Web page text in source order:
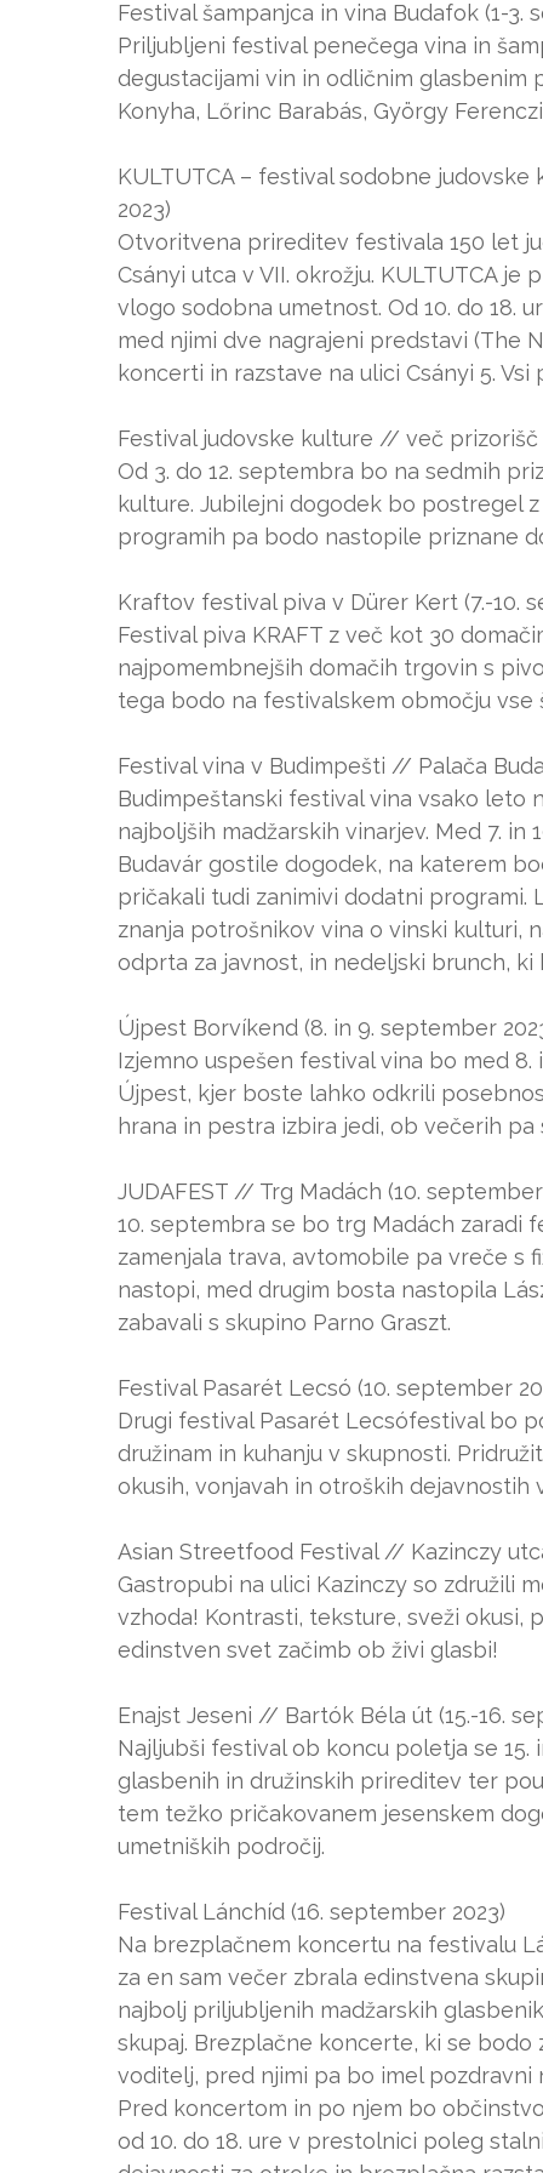
Festival šampanjca in vina Budafok (1-3.
Priljubljeni festival penečega vina in
degustacijami vin in odličnim glasbenim
Konyha, Lőrinc Barabás, György
KULTUTCA – festival sodobne
2023)
Otvoritvena prireditev festivala 150 let
Csányi utca v VII. okrožju. KULTUTCA
vlogo sodobna umetnost. Od 10. do 18.
med njimi dve nagrajeni predstavi (The
koncerti in razstave na ulici Csányi 5.
Festival judovske kulture // več prizorišč
Od 3. do 12. septembra bo na sedmih
kulture. Jubilejni dogodek bo postregel
programih pa bodo nastopile priznane
Kraftov festival piva v Dürer Kert (7.-10.
Festival piva KRAFT z več kot 30
najpomembnejših domačih trgovin s
tega bodo na festivalskem območju
Festival vina v Budimpešti // Palača
Budimpeštanski festival vina vsako
najboljših madžarskih vinarjev. Med 7.
Budavár gostile dogodek, na katerem
pričakali tudi zanimivi dodatni programi.
znanja potrošnikov vina o vinski kulturi,
odprta za javnost, in nedeljski brunch,
Újpest Borvíkend (8. in 9. september
Izjemno uspešen festival vina bo med
Újpest, kjer boste lahko odkrili
hrana in pestra izbira jedi, ob večerih pa
JUDAFEST // Trg Madách (10.
10. septembra se bo trg Madách zaradi
zamenjala trava, avtomobile pa vreče s
nastopi, med drugim bosta nastopila
zabavali s skupino Parno Graszt.
Festival Pasarét Lecsó (10. september
Drugi festival Pasarét Lecsófestival bo
družinam in kuhanju v skupnosti.
okusih, vonjavah in otroških dejavnostih
Asian Streetfood Festival // Kazinczy
Gastropubi na ulici Kazinczy so združili
vzhoda! Kontrasti, teksture, sveži
edinstven svet začimb ob živi glasbi!
Enajst Jeseni // Bartók Béla út (15.-16.
Najljubši festival ob koncu poletja se
glasbenih in družinskih prireditev ter
tem težko pričakovanem jesenskem
umetniških področij.
Festival Lánchíd (16. september 2023)
Na brezplačnem koncertu na festivalu
za en sam večer zbrala edinstvena
najbolj priljubljenih madžarskih
skupaj. Brezplačne koncerte, ki se bodo
voditelj, pred njimi pa bo imel pozdravni
Pred koncertom in po njem bo
od 10. do 18. ure v prestolnici poleg